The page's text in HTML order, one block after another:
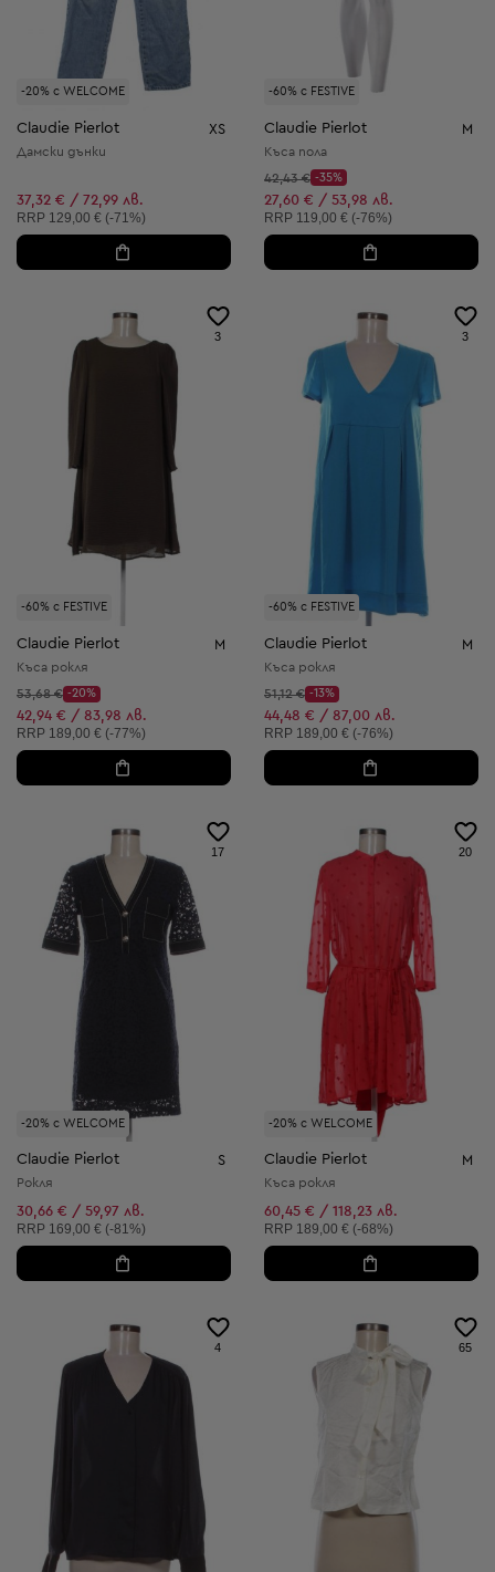
-20% с WELCOME
Claudie Pierlot XS
Дамски дънки
37,32 € / 72,99 лв.
Препоръчителна цена:
RRP 129,00 € (-71%)
-60% с FESTIVE
Claudie Pierlot M
Къса пола
Начална цена:
42,43 €
Discount Price:
-35%
Намалена цена:
27,60 € / 53,98 лв.
Препоръчителна цена:
RRP 119,00 € (-76%)
-60% с FESTIVE
3
Claudie Pierlot M
Къса рокля
Начална цена:
53,68 €
Discount Price:
-20%
Намалена цена:
42,94 € / 83,98 лв.
Препоръчителна цена:
RRP 189,00 € (-77%)
-60% с FESTIVE
3
Claudie Pierlot M
Къса рокля
Начална цена:
51,12 €
Discount Price:
-13%
Намалена цена:
44,48 € / 87,00 лв.
Препоръчителна цена:
RRP 189,00 € (-76%)
-20% с WELCOME
17
Claudie Pierlot S
Рокля
30,66 € / 59,97 лв.
Препоръчителна цена:
RRP 169,00 € (-81%)
-20% с WELCOME
20
Claudie Pierlot M
Къса рокля
60,45 € / 118,23 лв.
Препоръчителна цена:
RRP 189,00 € (-68%)
4 65